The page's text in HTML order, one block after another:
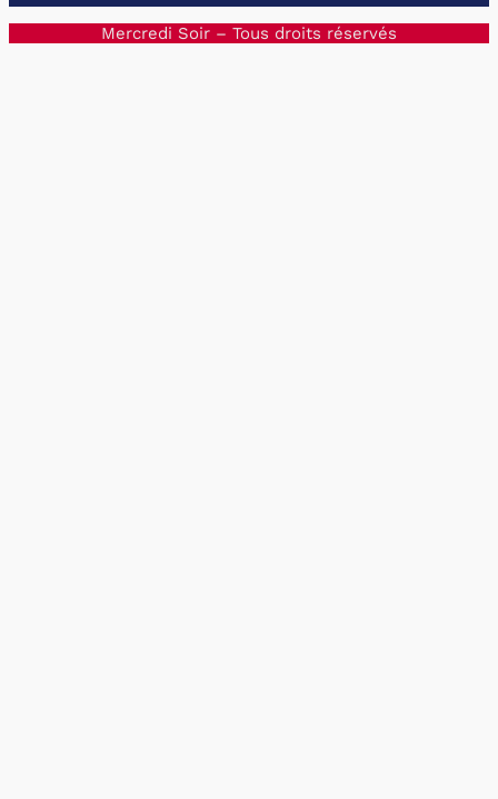
Mercredi Soir – Tous droits réservés